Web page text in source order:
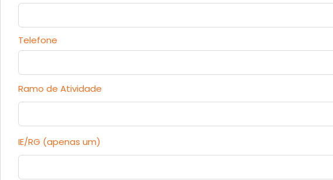
Telefone
Ramo de Atividade
IE/RG (apenas um)